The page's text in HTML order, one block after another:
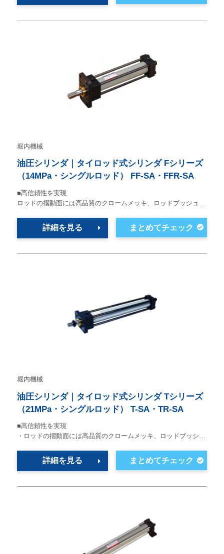
堀内機械
油圧シリンダ｜タイロッド式シリンダ Fシリーズ
（14MPa・シングルロッド） FF-SA・FFR-SA
■高信頼性を実現
ロッドの摺動面には高品質のクロームメッキ、ロッドブッシュ…
詳細を見る
堀内機械
油圧シリンダ｜タイロッド式シリンダ Tシリーズ
（21MPa・シングルロッド） T-SA・TR-SA
■高信頼性を実現
・ロッドの摺動面には高品質のクロームメッキ、ロッドブッシ…
詳細を見る